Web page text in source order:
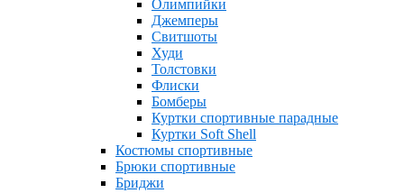
Олимпийки
Джемперы
Свитшоты
Худи
Толстовки
Флиски
Бомберы
Куртки спортивные парадные
Куртки Soft Shell
Костюмы спортивные
Брюки спортивные
Бриджи